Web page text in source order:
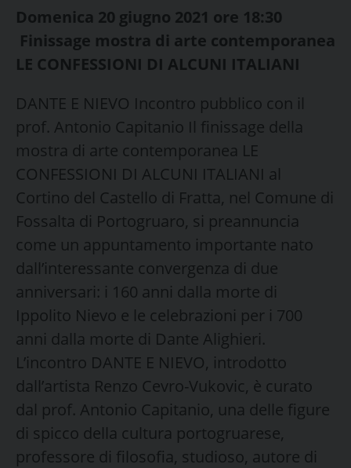
Domenica 20 giugno 2021 ore 18:30
Finissage mostra di arte contemporanea
LE CONFESSIONI DI ALCUNI ITALIANI
DANTE E NIEVO Incontro pubblico con il
prof. Antonio Capitanio Il finissage della
mostra di arte contemporanea LE
CONFESSIONI DI ALCUNI ITALIANI al
Cortino del Castello di Fratta, nel Comune di
Fossalta di Portogruaro, si preannuncia
come un appuntamento importante nato
dall’interessante convergenza di due
anniversari: i 160 anni dalla morte di
Ippolito Nievo e le celebrazioni per i 700
anni dalla morte di Dante Alighieri.
L’incontro DANTE E NIEVO, introdotto
dall’artista Renzo Cevro-Vukovic, è curato
dal prof. Antonio Capitanio, una delle figure
di spicco della cultura portogruarese,
professore di filosofia, studioso, autore di